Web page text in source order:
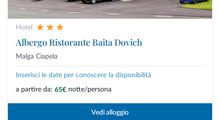
Hotel
Albergo Ristorante Baita Dovich
Malga Ciapela
Inserisci le date per conoscere la disponibilità
a partire da: 65€ notte/persona
Vedi alloggio